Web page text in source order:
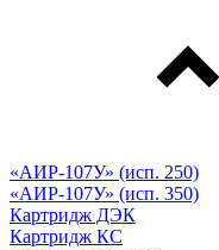
«АИР-107У» (исп. 250)
«АИР-107У» (исп. 350)
Картридж ДЭК
Картридж КС